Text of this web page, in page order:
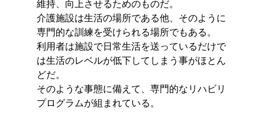
維持、向上させるためのものだ。
介護施設は生活の場所である他、そのように
専門的な訓練を受けられる場所でもある。
利用者は施設で日常生活を送っているだけで
は生活のレベルが低下してしまう事がほとん
どだ。
そのような事態に備えて、専門的なリハビリ
プログラムが組まれている。